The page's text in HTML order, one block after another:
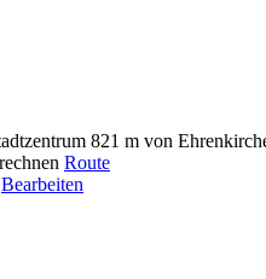
821 m von
Route
Bearbeiten